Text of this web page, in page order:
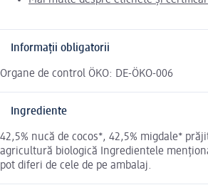
Informații obligatorii
Organe de control ÖKO: DE-ÖKO-006
Ingrediente
42,5% nucă de cocos*, 42,5% migdale*
agricultură biologică Ingredientele
pot diferi de cele de pe ambalaj.